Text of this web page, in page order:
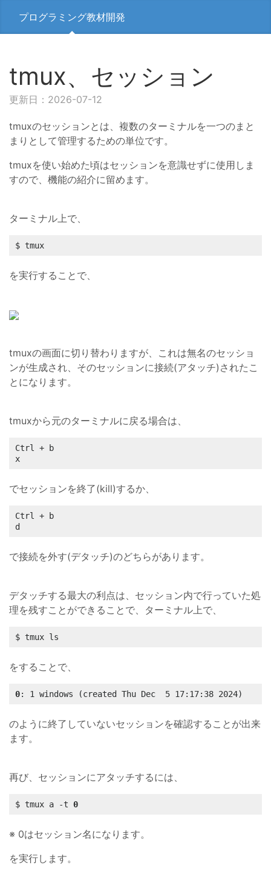
プログラミング教材開発
tmux、セッション
更新日：2026-07-12
tmuxのセッションとは、複数のターミナルを一つのまと
まりとして管理するための単位です。
tmuxを使い始めた頃はセッションを意識せずに使用しま
すので、機能の紹介に留めます。
ターミナル上で、
$ tmux
を実行することで、
tmuxの画面に切り替わりますが、これは無名のセッショ
ンが生成され、そのセッションに接続(アタッチ)されたこ
とになります。
tmuxから元のターミナルに戻る場合は、
Ctrl + b
x
でセッションを終了(kill)するか、
Ctrl + b
d
で接続を外す(デタッチ)のどちらがあります。
デタッチする最大の利点は、セッション内で行っていた処
理を残すことができることで、ターミナル上で、
$ tmux ls
をすることで、
0: 1 windows (created Thu Dec  5 17:17:38 2024)
のように終了していないセッションを確認することが出来
ます。
再び、セッションにアタッチするには、
$ tmux a -t 0
※ 0はセッション名になります。
を実行します。